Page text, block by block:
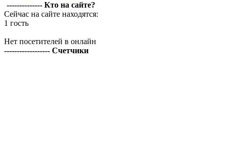
-------------- Кто на сайте?
Сейчас на сайте находятся:
1 гость
Нет посетителей в онлайн
------------------ Счетчики